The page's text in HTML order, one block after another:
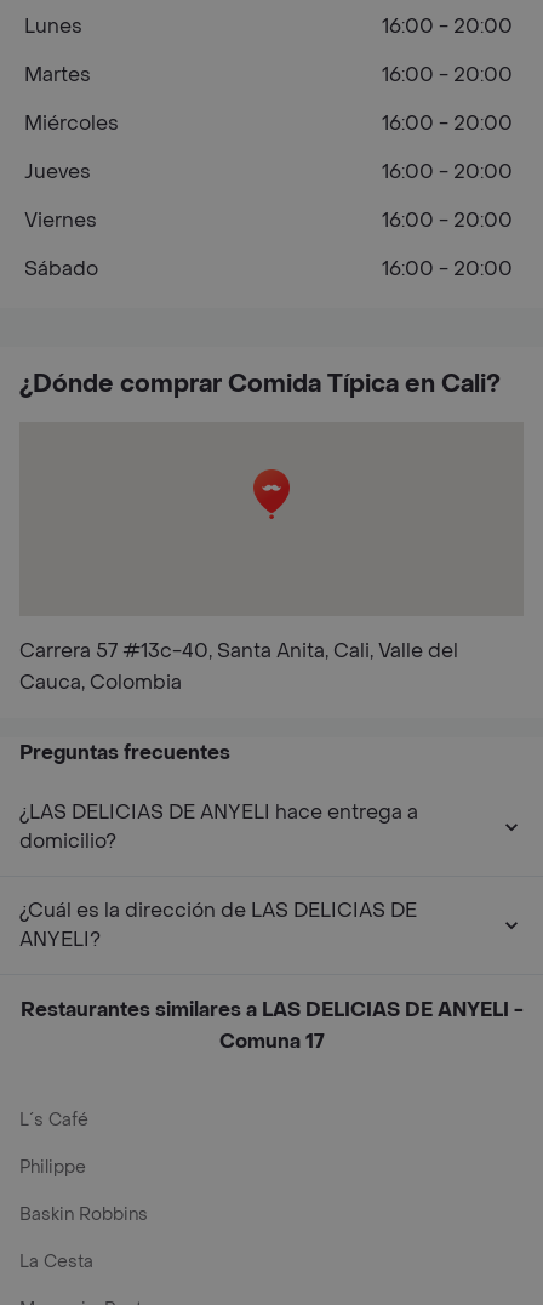
¿Dónde comprar Comida Típica en Cali?
Carrera 57 #13c-40, Santa Anita, Cali, Valle del
Cauca, Colombia
Lunes
16:00 - 20:00
Martes
16:00 - 20:00
Miércoles
16:00 - 20:00
Jueves
16:00 - 20:00
Viernes
16:00 - 20:00
Sábado
16:00 - 20:00
Preguntas frecuentes
¿LAS DELICIAS DE ANYELI hace entrega a
domicilio?
¿Cuál es la dirección de LAS DELICIAS DE
ANYELI?
Restaurantes similares a LAS DELICIAS DE ANYELI -
Comuna 17
L´s Café
Philippe
Baskin Robbins
La Cesta